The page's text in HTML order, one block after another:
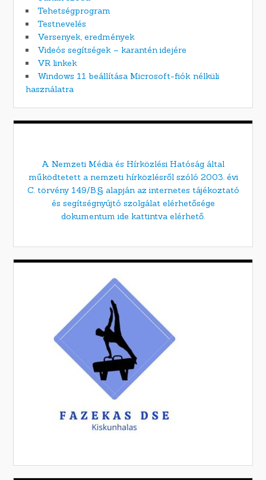
Tehetségprogram
Testnevelés
Versenyek, eredmények
Videós segítségek – karantén idejére
VR linkek
Windows 11 beállítása Microsoft-fiók nélküli
használatra
A Nemzeti Média és Hírközlési Hatóság által
működtetett a nemzeti hírközlésről szóló 2003. évi
C. törvény 149/B.§ alapján az internetes tájékoztató
és segítségnyújtó szolgálat elérhetősége
dokumentum ide kattintva elérhető.